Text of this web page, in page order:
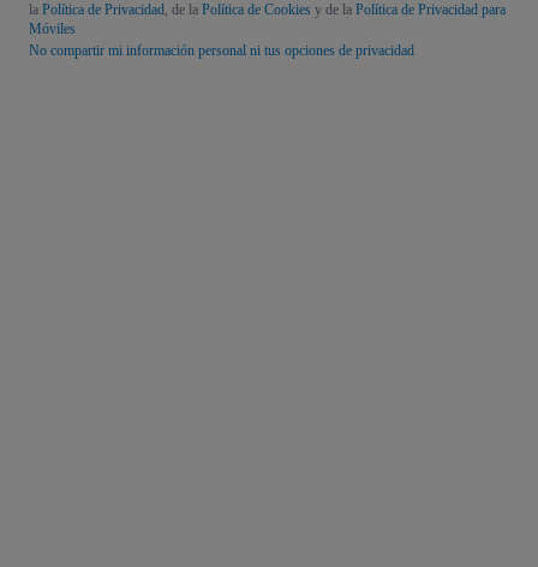
la Política de Privacidad, de la Política de Cookies y de la Política de Privacidad para
Móviles
No compartir mi información personal ni tus opciones de privacidad